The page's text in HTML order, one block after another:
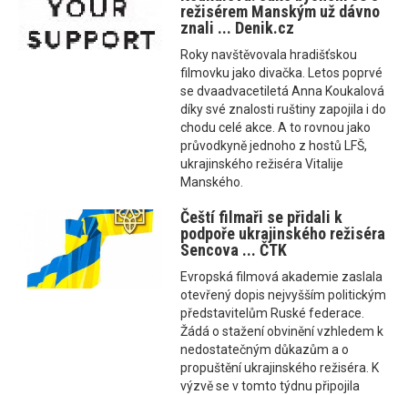
režisérem Manským už dávno
znali ... Denik.cz
Roky navštěvovala hradišťskou
filmovku jako divačka. Letos poprvé
se dvaadvacetiletá Anna Koukalová
díky své znalosti ruštiny zapojila i do
chodu celé akce. A to rovnou jako
průvodkyně jednoho z hostů LFŠ,
ukrajinského režiséra Vitalije
Manského.
Čeští filmaři se přidali k
podpoře ukrajinského režiséra
Sencova ... ČTK
Evropská filmová akademie zaslala
otevřený dopis nejvyšším politickým
představitelům Ruské federace.
Žádá o stažení obvinění vzhledem k
nedostatečným důkazům a o
propuštění ukrajinského režiséra. K
výzvě se v tomto týdnu připojila